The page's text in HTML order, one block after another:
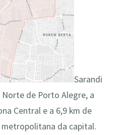
Sarandi
de Porto Alegre, a
Central e a 6,9 km de
da capital.